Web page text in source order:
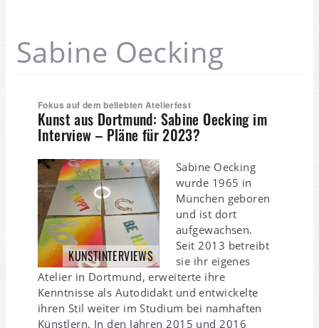
Sabine Oecking
Fokus auf dem beliebten Atelierfest
Kunst aus Dortmund: Sabine Oecking im
Interview – Pläne für 2023?
KUNSTINTERVIEWS
Sabine Oecking
wurde 1965 in
München geboren
und ist dort
aufgewachsen.
Seit 2013 betreibt
sie ihr eigenes
Atelier in Dortmund, erweiterte ihre
Kenntnisse als Autodidakt und entwickelte
ihren Stil weiter im Studium bei namhaften
Künstlern. In den Jahren 2015 und 2016